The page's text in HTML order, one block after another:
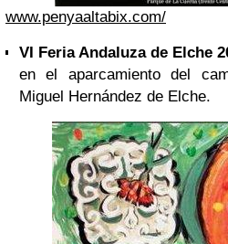
www.penyaaltabix.com/
VI Feria Andaluza de Elche
en el aparcamiento del
Miguel Hernández de Elche.